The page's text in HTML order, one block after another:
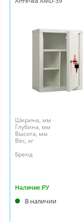
Ширина, мм
Глубина, мм
Высота, мм
Вес, кг
Бренд
Наличие РУ
В наличии